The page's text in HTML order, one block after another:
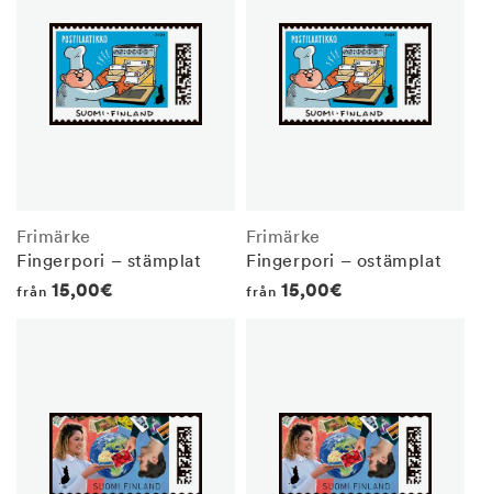
Frimärke
Fingerpori – stämplat
Regular
från 15,00€
Frimärke
Fingerpori – ostämplat
Regular
från 15,00€